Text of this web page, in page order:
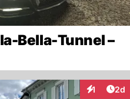
Bella-Tunnel –
1 2d